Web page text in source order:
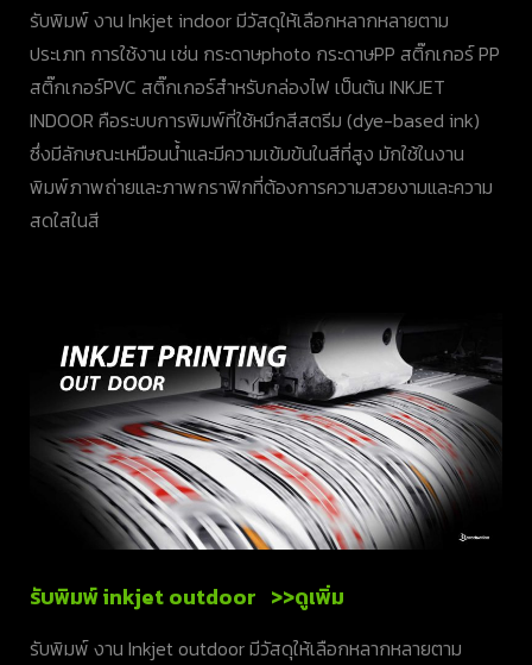
รับพิมพ์ งาน Inkjet indoor มีวัสดุให้เลือกหลากหลายตาม
ประเภท การใช้งาน เช่น กระดาษphoto กระดาษPP สติ๊กเกอร์ PP
สติ๊กเกอร์PVC สติ๊กเกอร์สำหรับกล่องไฟ เป็นต้น INKJET
INDOOR คือระบบการพิมพ์ที่ใช้หมึกสีสตรีม (dye-based ink)
ซึ่งมีลักษณะเหมือนน้ำและมีความเข้มข้นในสีที่สูง มักใช้ในงาน
พิมพ์ภาพถ่ายและภาพกราฟิกที่ต้องการความสวยงามและความ
สดใสในสี
รับพิมพ์ inkjet outdoor >>ดูเพิ่ม
รับพิมพ์ งาน Inkjet outdoor มีวัสดุให้เลือกหลากหลายตาม